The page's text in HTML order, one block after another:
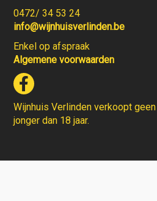
0472/ 34 53 24
info@wijnhuisverlinden.be
Enkel op afspraak
Algemene voorwaarden
Wijnhuis Verlinden verkoopt
jonger dan 18 jaar.